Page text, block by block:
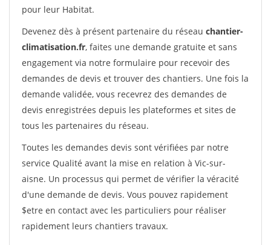
pour leur Habitat.
Devenez dès à présent partenaire du réseau chantier-
climatisation.fr, faites une demande gratuite et sans
engagement via notre formulaire pour recevoir des
demandes de devis et trouver des chantiers. Une fois la
demande validée, vous recevrez des demandes de
devis enregistrées depuis les plateformes et sites de
tous les partenaires du réseau.
Toutes les demandes devis sont vérifiées par notre
service Qualité avant la mise en relation à Vic-sur-
aisne. Un processus qui permet de vérifier la véracité
d'une demande de devis. Vous pouvez rapidement
$etre en contact avec les particuliers pour réaliser
rapidement leurs chantiers travaux.